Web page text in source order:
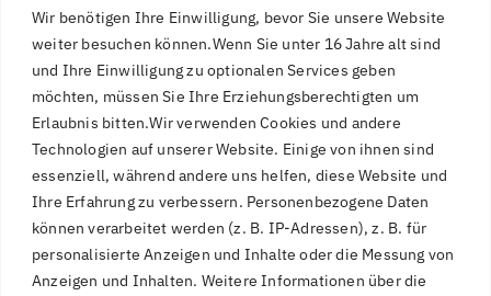
Wir benötigen Ihre Einwilligung, bevor Sie unsere Website
weiter besuchen können.Wenn Sie unter 16 Jahre alt sind
und Ihre Einwilligung zu optionalen Services geben
möchten, müssen Sie Ihre Erziehungsberechtigten um
Erlaubnis bitten.Wir verwenden Cookies und andere
Technologien auf unserer Website. Einige von ihnen sind
essenziell, während andere uns helfen, diese Website und
Ihre Erfahrung zu verbessern. Personenbezogene Daten
können verarbeitet werden (z. B. IP-Adressen), z. B. für
personalisierte Anzeigen und Inhalte oder die Messung von
Anzeigen und Inhalten. Weitere Informationen über die